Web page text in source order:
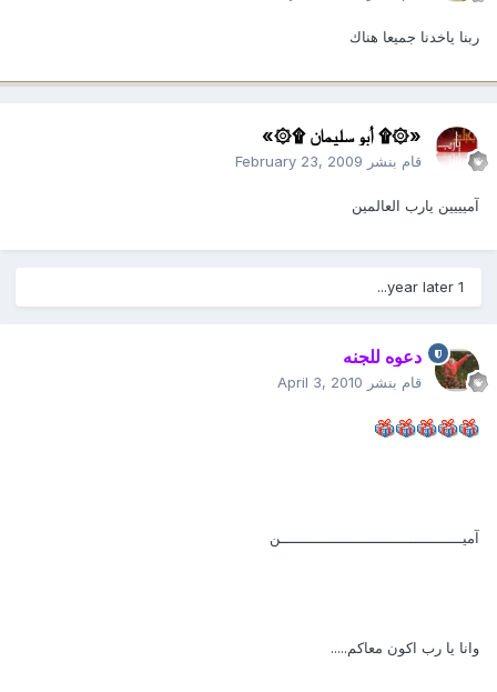
ربنا ياخدنا جميعا هناك
«۞۩ أبو سليمان ۩۞»
قام بنشر February 23, 2009
آميييين يارب العالمين
دعوه للجنه
قام بنشر April 3, 2010
آميـــــــــــــــــــــــــــــــــــــــــن
وانا يا رب اكون معاكم.....